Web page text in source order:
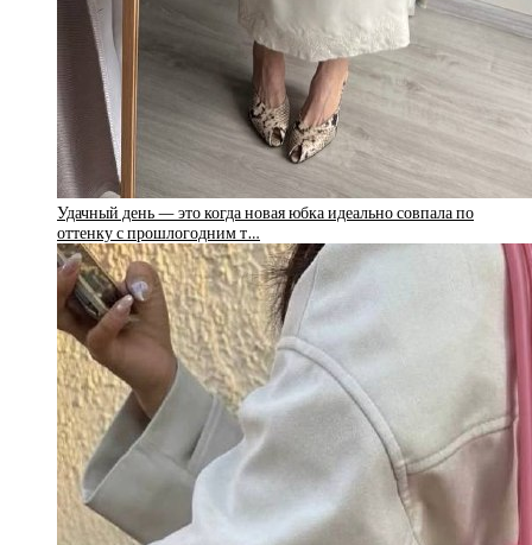
Удачный день — это когда новая юбка идеально совпала по
оттенку с прошлогодним т…